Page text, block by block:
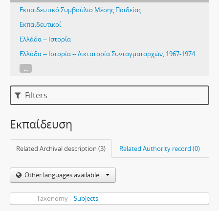
Εκπαιδευτικό Συμβούλιο Μέσης Παιδείας
Εκπαιδευτικοί
Ελλάδα -- Ιστορία
Ελλάδα -- Ιστορία -- Δικτατορία Συνταγματαρχών, 1967-1974
...
Filters
Εκπαίδευση
Related Archival description (3) Related Authority record (0)
Other languages available
Taxonomy Subjects